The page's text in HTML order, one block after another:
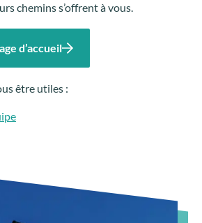
chemins s’offrent à vous.
d’accueil
être utiles :